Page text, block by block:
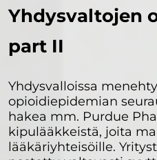
Yhdysvaltojen
part II
Yhdysvalloissa
opioidiepidemian
hakea mm. Purdue
kipulääkkeistä, joita
lääkäriyhteisöille.